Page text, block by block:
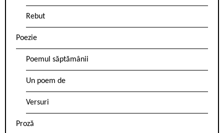
Rebut
Poezie
Poemul săptămânii
Un poem de
Versuri
Proză